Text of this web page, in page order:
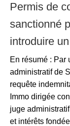
Permis de
sanctionné
introduire
En résumé : Par
administratif de
requête
Immo dirigée
juge
et intérêts